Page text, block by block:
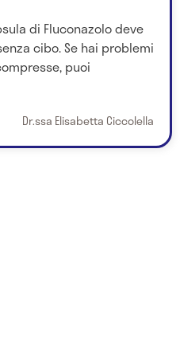
di Fluconazolo deve
cibo. Se hai problemi
puoi
Dr.ssa Elisabetta Ciccolella